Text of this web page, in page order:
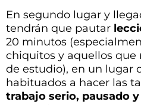
En segundo lugar y
tendrán que pautar
20 minutos
chiquitos y aquellos que
de estudio), en un lugar
habituados a hacer las
trabajo serio, pausado